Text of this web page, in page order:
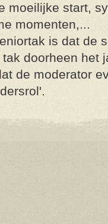
moeilijke start,
momenten,...
is dat de
doorheen het
de moderator